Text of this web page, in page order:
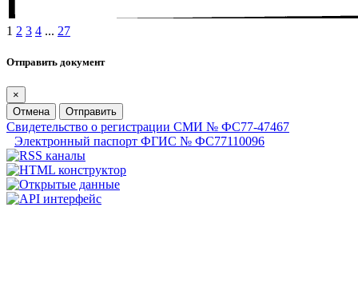
1 2 3 4 ... 27
Отправить документ
×
Отмена
Отправить
Свидетельство о регистрации СМИ № ФС77-47467
Электронный паспорт ФГИС № ФС77110096